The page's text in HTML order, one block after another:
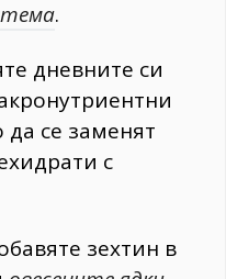
.
дневните си
се заменят
с
зехтин в